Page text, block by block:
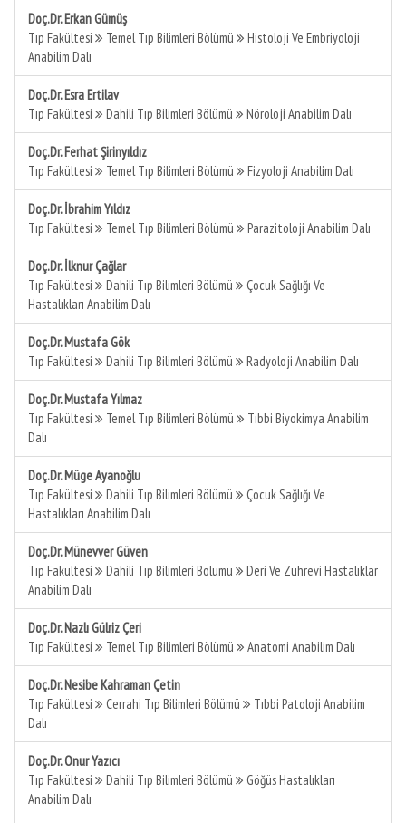
Doç.Dr. Erkan Gümüş
Tıp Fakültesi
Temel Tıp Bilimleri Bölümü
Histoloji Ve Embriyoloji
Anabilim Dalı
Doç.Dr. Esra Ertilav
Tıp Fakültesi
Dahili Tıp Bilimleri Bölümü Nöroloji Anabilim Dalı
Doç.Dr. Ferhat Şirinyıldız
Tıp Fakültesi
Temel Tıp Bilimleri Bölümü Fizyoloji Anabilim Dalı
Doç.Dr. İbrahim Yıldız
Tıp Fakültesi
Temel Tıp Bilimleri Bölümü Parazitoloji Anabilim Dalı
Doç.Dr. İlknur Çağlar
Tıp Fakültesi
Dahili Tıp Bilimleri Bölümü
Çocuk Sağlığı Ve
Hastalıkları Anabilim Dalı
Doç.Dr. Mustafa Gök
Tıp Fakültesi
Dahili Tıp Bilimleri Bölümü Radyoloji Anabilim Dalı
Doç.Dr. Mustafa Yılmaz
Tıp Fakültesi
Temel Tıp Bilimleri Bölümü
Tıbbi Biyokimya Anabilim
Dalı
Doç.Dr. Müge Ayanoğlu
Tıp Fakültesi
Dahili Tıp Bilimleri Bölümü
Çocuk Sağlığı Ve
Hastalıkları Anabilim Dalı
Doç.Dr. Münevver Güven
Tıp Fakültesi
Dahili Tıp Bilimleri Bölümü
Deri Ve Zührevi Hastalıklar
Anabilim Dalı
Doç.Dr. Nazlı Gülriz Çeri
Tıp Fakültesi
Temel Tıp Bilimleri Bölümü Anatomi Anabilim Dalı
Doç.Dr. Nesibe Kahraman Çetin
Tıp Fakültesi
Cerrahi Tıp Bilimleri Bölümü
Tıbbi Patoloji Anabilim
Dalı
Doç.Dr. Onur Yazıcı
Tıp Fakültesi
Dahili Tıp Bilimleri Bölümü
Göğüs Hastalıkları
Anabilim Dalı